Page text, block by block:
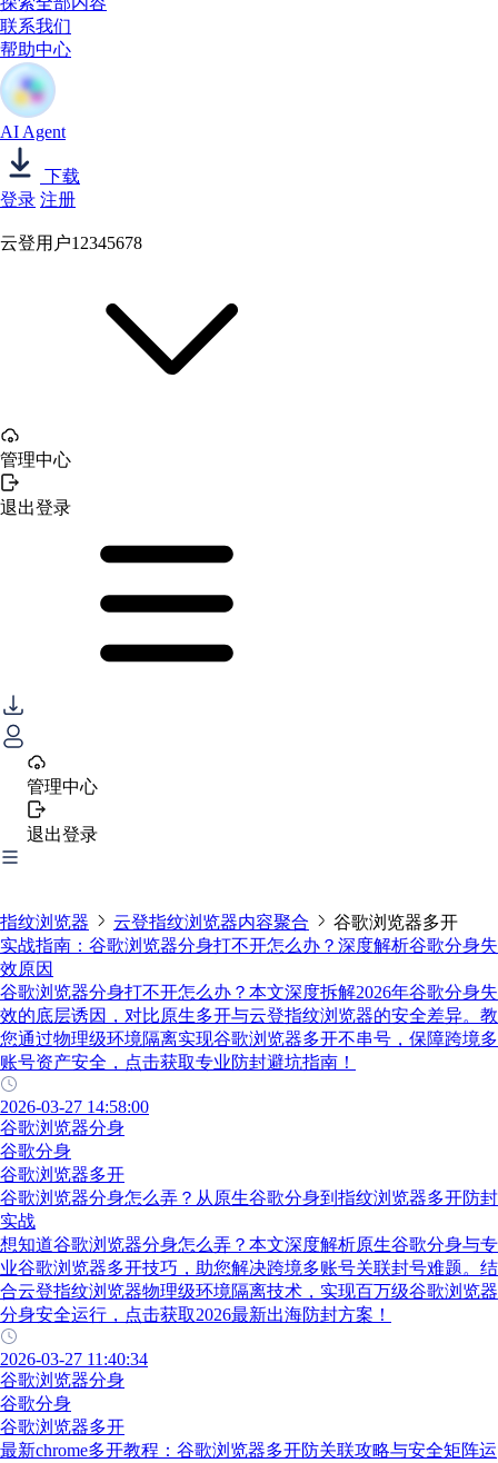
联系我们
帮助中心
AI Agent
下载
登录 注册
云登用户12345678
管理中心
退出登录
管理中心
退出登录
指纹浏览器 云登指纹浏览器内容聚合
谷歌浏览器多开
实战指南：谷歌浏览器分身打不开怎么办？深度解析谷歌分身失
效原因
谷歌浏览器分身打不开怎么办？本文深度拆解2026年谷歌分身失
效的底层诱因，对比原生多开与云登指纹浏览器的安全差异。教
您通过物理级环境隔离实现谷歌浏览器多开不串号，保障跨境多
账号资产安全，点击获取专业防封避坑指南！
2026-03-27 14:58:00
谷歌浏览器分身
谷歌分身
谷歌浏览器多开
谷歌浏览器分身怎么弄？从原生谷歌分身到指纹浏览器多开防封
实战
想知道谷歌浏览器分身怎么弄？本文深度解析原生谷歌分身与专
业谷歌浏览器多开技巧，助您解决跨境多账号关联封号难题。结
合云登指纹浏览器物理级环境隔离技术，实现百万级谷歌浏览器
分身安全运行，点击获取2026最新出海防封方案！
2026-03-27 11:40:34
谷歌浏览器分身
谷歌分身
谷歌浏览器多开
最新chrome多开教程：谷歌浏览器多开防关联攻略与安全矩阵运